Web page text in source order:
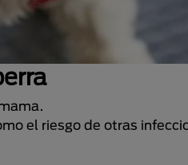
el riesgo de otras